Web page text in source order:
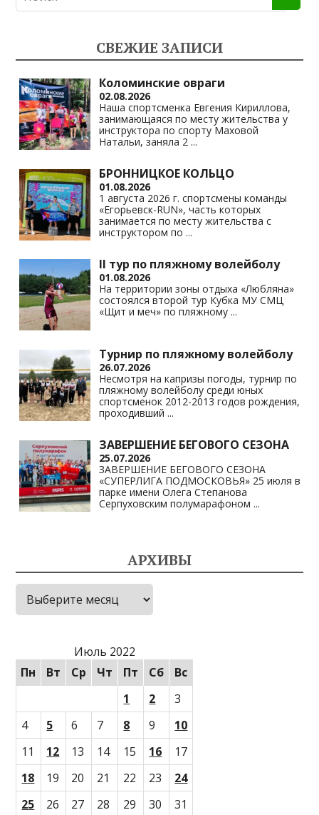
o
as
s
ni
ki
gr
a
m
s
A
p
p
y
Li
n
k
СВЕЖИЕ ЗАПИСИ
Коломинские овраги
02.08.2026
Наша спортсменка Евгения Кириллова,
занимающаяся по месту жительства у
инструктора по спорту Маховой
Натальи, заняла 2 ...
БРОННИЦКОЕ КОЛЬЦО
01.08.2026
1 августа 2026 г. спортсмены команды
«Егорьевск-RUN», часть которых
занимается по месту жительства с
инструктором по ...
II тур по пляжному волейболу
01.08.2026
На территории зоны отдыха «Любляна»
состоялся второй тур Кубка МУ СМЦ
«Щит и меч» по пляжному ...
Турнир по пляжному волейболу
26.07.2026
Несмотря на капризы погоды, турнир по
пляжному волейболу среди юных
спортсменок 2012-2013 годов рождения,
проходивший ...
ЗАВЕРШЕНИЕ БЕГОВОГО СЕЗОНА
25.07.2026
ЗАВЕРШЕНИЕ БЕГОВОГО СЕЗОНА
«СУПЕРЛИГА ПОДМОСКОВЬЯ» 25 июля в
парке имени Олега Степанова
Серпуховским полумарафоном ...
АРХИВЫ
Архивы
Июль 2022
Пн
Вт Ср Чт Пт Сб
Вс
1
2
3
4
5 6 7 8 9
10
11
12 13 14 15 16
17
18
19 20 21 22 23
24
25
26 27 28 29 30 31